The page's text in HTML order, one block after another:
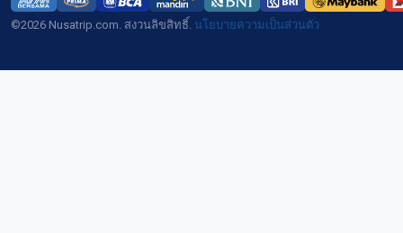
©2026 Nusatrip.com. สงวนลิขสิทธิ์. นโยบายความเป็นส่วนตัว